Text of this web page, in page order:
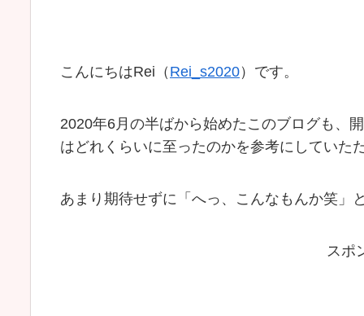
こんにちはRei（ Rei_s2020）です。
2020年6月の半ばから始めたこのブログも、
はどれくらいに至ったのかを参考にしていた
あまり期待せずに「へっ、こんなもんか笑」
スポ